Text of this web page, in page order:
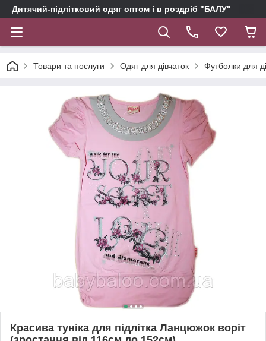
Дитячий-підлітковий одяг оптом і в роздріб "БАЛУ"
Товари та послуги Одяг для дівчаток Футболки для
Красива туніка для підлітка Ланцюжок воріт